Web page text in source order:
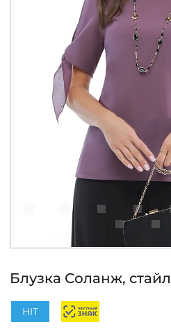
КОНТАКТЫ
ЖУРНАЛ
СКИДКИ
ЧАСТО ЗАДАВАЕМЫЕ
Блузка Соланж, стайл
HIT